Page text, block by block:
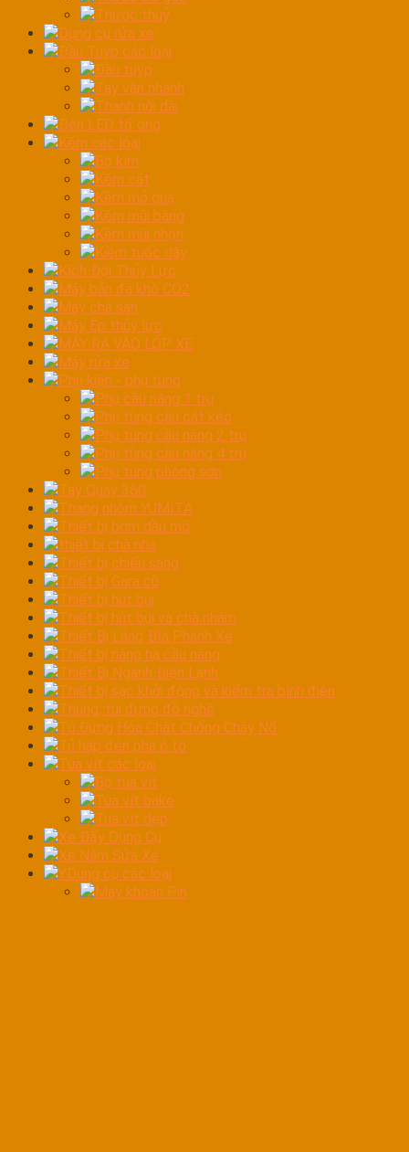
Thước thuỷ
Dụng cụ rửa xe
Đầu Tuýp các loại
Đầu tuýp
Tay vặn nhanh
Thanh nối dài
Đèn LED tổ ong
Kềm các loại
Bộ kìm
Kềm cắt
Kềm mỏ quạ
Kềm mũi bằng
Kềm mũi nhọn
Kiềm tuốc dây
Kích Đội Thủy Lực
Máy bắn đá khô CO2
Máy chà sàn
Máy Ép thủy lực
MÁY RA VÀO LỐP XE
Máy rửa xe
Phụ kiện - phụ tùng
Phụ cầu nâng 1 trụ
Phụ tùng cầu cắt kéo
Phụ tùng cầu nâng 2 trụ
Phụ tùng cầu nâng 4 trụ
Phụ tùng phòng sơn
Tay Quay 360
Thang nhôm YUMITA
Thiết bị bơm dầu mỡ
thiết bị chà nhá
Thiết bị chiếu sáng
Thiết bị Gara cũ
Thiết bị hút bụi
Thiết bị hút bụi và chà nhám
Thiết Bị Láng Đĩa Phanh Xe
Thiết bị nâng hạ cầu nâng
Thiết Bị Ngành Điện Lạnh
Thiết bị sạc khởi động và kiểm tra bình điện
Thùng, túi đựng đồ nghề
Tủ Đựng Hóa Chất Chống Cháy Nổ
Tủ hấp đèn pha ô tô
Tua vít các loại
Bộ tua vít
Tua vít bake
Tua vít dẹp
Xe Đẩy Dụng Cụ
Xe Nằm Sửa Xe
YDụng cụ các loại
Máy khoan Pin